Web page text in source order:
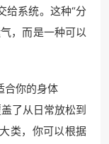
给系统。这种“分
，而是一种可以
合你的身体
了从日常放松到
类，你可以根据